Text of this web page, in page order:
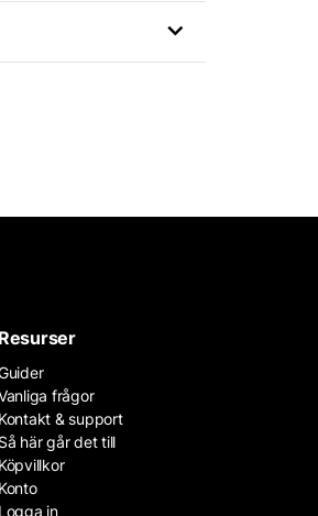
Resurser
frågor
Kontakt & support
Så här går det till
Köpvillkor
Konto
Logga in